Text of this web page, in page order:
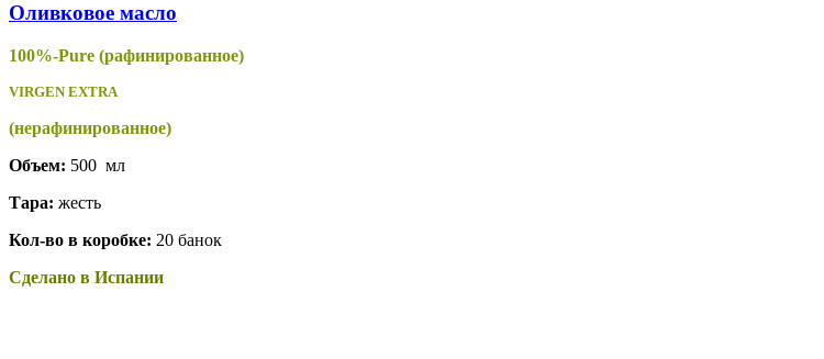
Оливковое масло
100%-Pure (рафинированное)
VIRGEN EXTRA
(нерафинированное)
Объем: 500 мл
Тара: жесть
Кол-во в коробке: 20 банок
Сделано в Испании